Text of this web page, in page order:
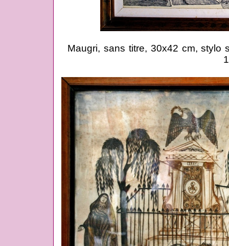
Maugri, sans titre, 30x42 cm, stylo